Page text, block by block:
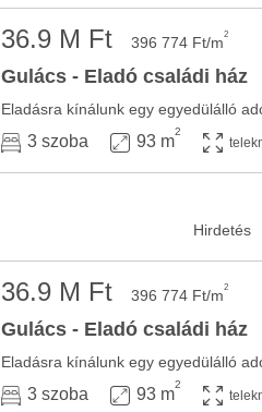
36.9 M Ft 396 774 Ft/m2
Gulács - Eladó családi ház
Eladásra kínálunk egy egyedülálló
3 szoba 93 m
2
36.9 M Ft 396 774 Ft/m2
Gulács - Eladó családi ház
Eladásra kínálunk egy egyedülálló
3 szoba 93 m
2